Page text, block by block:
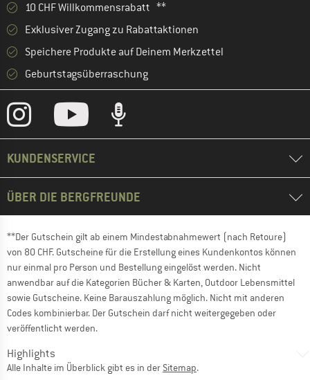
10 CHF Willkommensrabatt **
Exklusiver Zugang zu Rabattaktionen
Speichere Produkte auf Deinem Merkzettel
Geburtstagsüberraschung
KUNDENSERVICE
ÜBER DIE BERGFREUNDE
**Der Gutschein gilt ab einem Mindestabnahmewert (nach Retoure)
von 80 CHF. Gutscheine für die Erstellung eines Kundenkontos können
nur einmal pro Person und Bestellung eingelöst werden. Nicht
anwendbar auf die Kategorien Bücher & Karten, Outdoor Lebensmittel
sowie Gutscheine. Keine Barauszahlung möglich. Nicht mit anderen
Codes kombinierbar. Der Gutschein darf nicht weitergegeben oder
veröffentlicht werden.
Highlights
Alle Inhalte im Überblick gibt es in der Sitemap.